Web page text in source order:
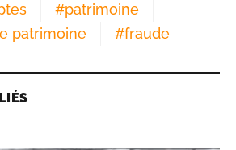
#patrimoine
patrimoine #fraude